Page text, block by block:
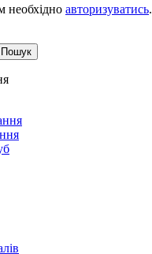
необхідно авторизуватись.
Пошук